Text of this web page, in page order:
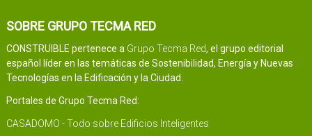
SOBRE GRUPO TECMA RED
CONSTRUIBLE pertenece a Grupo Tecma Red, el grupo editorial
español líder en las temáticas de Sostenibilidad, Energía y Nuevas
Tecnologías en la Edificación y la Ciudad.
Portales de Grupo Tecma Red:
CASADOMO - Todo sobre Edificios Inteligentes